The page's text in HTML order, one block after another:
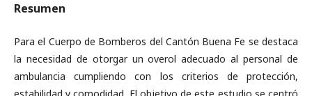
Resumen
Para el Cuerpo de Bomberos del Cantón Buena Fe se destaca
la necesidad de otorgar un overol adecuado al personal de
ambulancia cumpliendo con los criterios de protección,